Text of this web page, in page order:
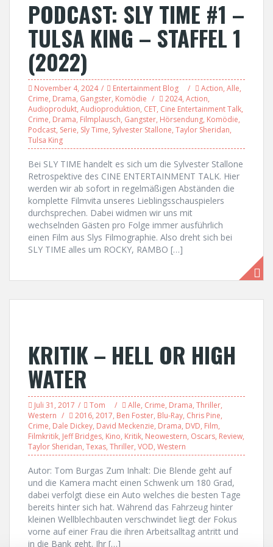
PODCAST: SLY TIME #1 –
TULSA KING – STAFFEL 1
(2022)
November 4, 2024 Entertainment Blog Action, Alle,
Crime, Drama, Gangster, Komödie 2024, Action,
Audioprodukt, Audioproduktion, CET, Cine Entertainment Talk,
Crime, Drama, Filmplausch, Gangster, Hörsendung, Komödie,
Podcast, Serie, Sly Time, Sylvester Stallone, Taylor Sheridan,
Tulsa King
Bei SLY TIME handelt es sich um die Sylvester Stallone
Retrospektive des CINE ENTERTAINMENT TALK. Hier
werden wir ab sofort in regelmäßigen Abständen die
komplette Filmvita unseres Lieblingsschauspielers
durchsprechen. Dabei widmen wir uns mit
wechselnden Gästen pro Folge immer ausführlich
einen Film aus Slys Filmographie. Also dreht sich bei
SLY TIME alles um ROCKY, RAMBO […]
KRITIK – HELL OR HIGH
WATER
Juli 31, 2017 Tom Alle, Crime, Drama, Thriller,
Western
2016, 2017, Ben Foster, Blu-Ray, Chris Pine,
Crime, Dale Dickey, David Meckenzie, Drama, DVD, Film,
Filmkritik, Jeff Bridges, Kino, Kritik, Neowestern, Oscars, Review,
Taylor Sheridan, Texas, Thriller, VOD, Western
Autor: Tom Burgas Zum Inhalt: Die Blende geht auf
und die Kamera macht einen Schwenk um 180 Grad,
dabei verfolgt diese ein Auto welches die besten Tage
bereits hinter sich hat. Während das Fahrzeug hinter
kleinen Wellblechbauten verschwindet liegt der Fokus
vorne auf einer Frau die ihren Arbeitsalltag antritt und
in die Bank geht. Ihr […]